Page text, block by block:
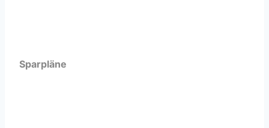
Sparpläne